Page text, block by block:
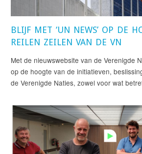
BLIJF MET ‘UN NEWS’ OP DE
REILEN ZEILEN VAN DE VN
Met de nieuwswebsite van de Verenigde
op de hoogte van de initiatieven,
de Verenigde Naties, zowel voor wat